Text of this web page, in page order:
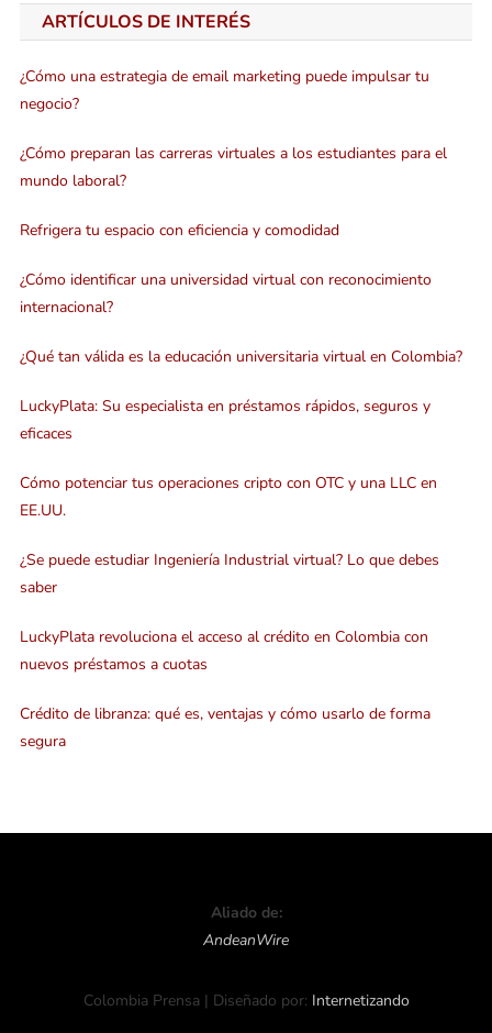
ARTÍCULOS DE INTERÉS
¿Cómo una estrategia de email marketing puede impulsar tu
negocio?
¿Cómo preparan las carreras virtuales a los estudiantes para el
mundo laboral?
Refrigera tu espacio con eficiencia y comodidad
¿Cómo identificar una universidad virtual con reconocimiento
internacional?
¿Qué tan válida es la educación universitaria virtual en Colombia?
LuckyPlata: Su especialista en préstamos rápidos, seguros y
eficaces
Cómo potenciar tus operaciones cripto con OTC y una LLC en
EE.UU.
¿Se puede estudiar Ingeniería Industrial virtual? Lo que debes
saber
LuckyPlata revoluciona el acceso al crédito en Colombia con
nuevos préstamos a cuotas
Crédito de libranza: qué es, ventajas y cómo usarlo de forma
segura
Aliado de:
AndeanWire
Colombia Prensa | Diseñado por: Internetizando